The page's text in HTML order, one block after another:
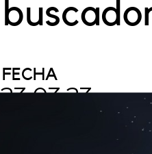
FECHA
23.03.23